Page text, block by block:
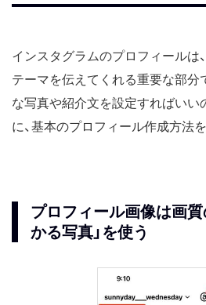
インスタグラムのプロフィールは
テーマを伝えてくれる重要な部分
な写真や紹介文を設定すればいい
に、基本のプロフィール作成方法
プロフィール画像は画質
かる写真」を使う